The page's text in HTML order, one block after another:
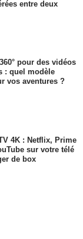
entre deux
pour des vidéos
: quel modèle
vos aventures ?
4K : Netflix, Prime
sur votre télé
de box